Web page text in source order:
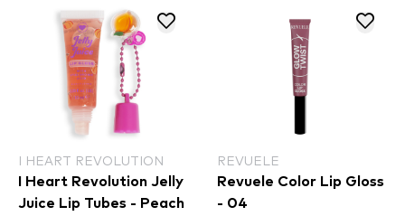
I HEART REVOLUTION
I Heart Revolution Jelly
Juice Lip Tubes - Peach
REVUELE
Revuele Color Lip Gloss
- 04